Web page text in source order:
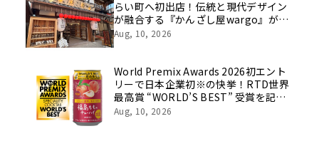
らい町へ初出店！伝統と現代デザイン
が融合する『かんざし屋wargo』が8
月8日グランドオープン
Aug, 10, 2026
World Premix Awards 2026初エント
リーで日本企業初※の快挙！RTD世界
最高賞 “WORLD’S BEST” 受賞を記念
した限定パッケージ発売
Aug, 10, 2026